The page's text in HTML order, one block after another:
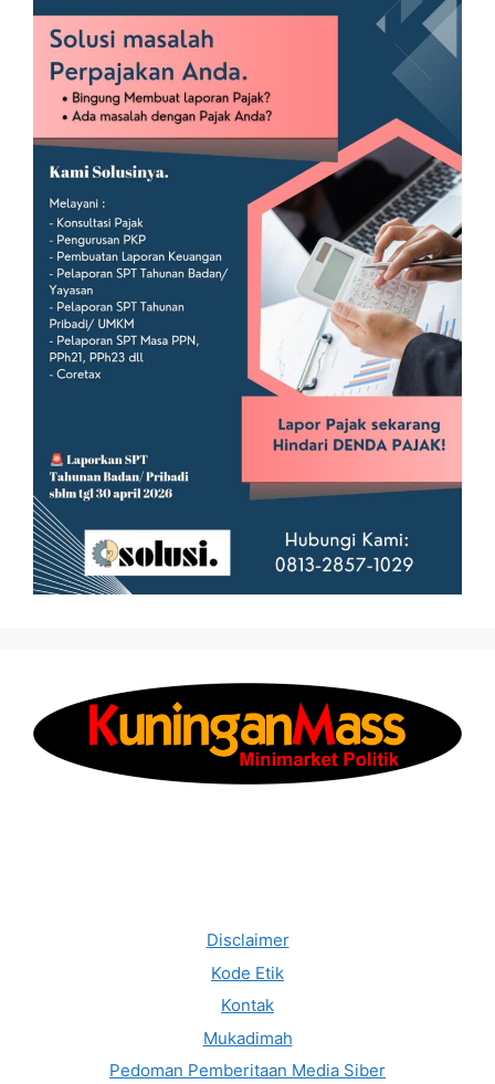
Disclaimer
Kode Etik
Kontak
Mukadimah
Pedoman Pemberitaan Media Siber